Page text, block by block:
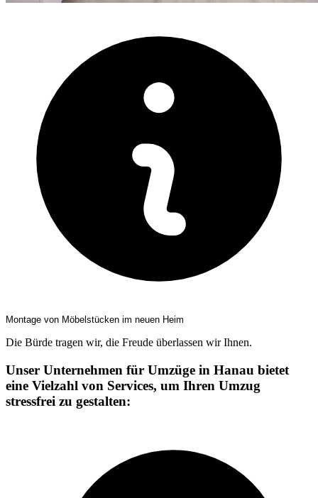
Montage von Möbelstücken im neuen Heim
Die Bürde tragen wir, die Freude überlassen wir Ihnen.
Unser Unternehmen für Umzüge in Hanau bietet
eine Vielzahl von Services, um Ihren Umzug
stressfrei zu gestalten: